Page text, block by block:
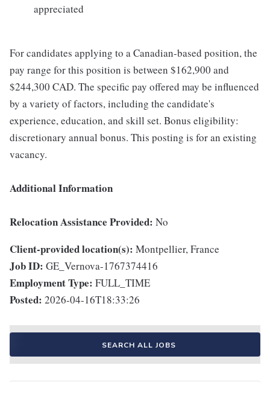
appreciated
For candidates applying to a Canadian-based position, the
pay range for this position is between $162,900 and
$244,300 CAD. The specific pay offered may be influenced
by a variety of factors, including the candidate's
experience, education, and skill set. Bonus eligibility:
discretionary annual bonus. This posting is for an existing
vacancy.
Additional Information
Relocation Assistance Provided: No
Client-provided location(s): Montpellier, France
Job ID: GE_Vernova-1767374416
Employment Type: FULL_TIME
Posted: 2026-04-16T18:33:26
SEARCH ALL JOBS